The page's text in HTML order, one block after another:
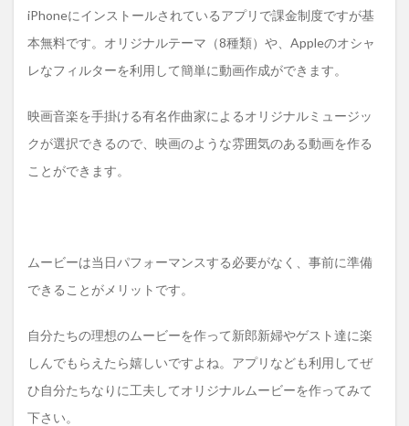
iPhoneにインストールされているアプリで課金制度ですが基
本無料です。オリジナルテーマ（8種類）や、Appleのオシャ
レなフィルターを利用して簡単に動画作成ができます。
映画音楽を手掛ける有名作曲家によるオリジナルミュージッ
クが選択できるので、映画のような雰囲気のある動画を作る
ことができます。
ムービーは当日パフォーマンスする必要がなく、事前に準備
できることがメリットです。
自分たちの理想のムービーを作って新郎新婦やゲスト達に楽
しんでもらえたら嬉しいですよね。アプリなども利用してぜ
ひ自分たちなりに工夫してオリジナルムービーを作ってみて
下さい。